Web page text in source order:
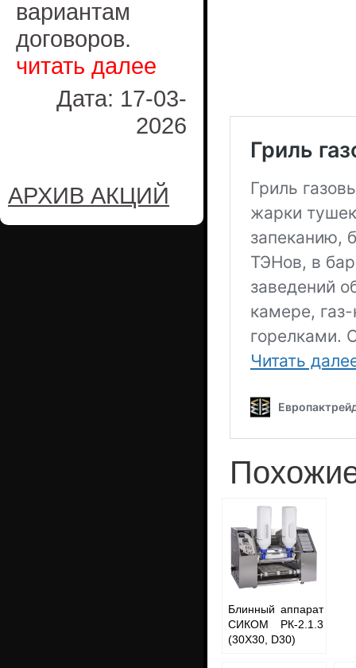
вариантам
договоров.
читать далее
Дата: 17-03-
2026
АРХИВ АКЦИЙ
Блинный аппарат
СИКОМ РК-2.1.3
(30Х30, D30)